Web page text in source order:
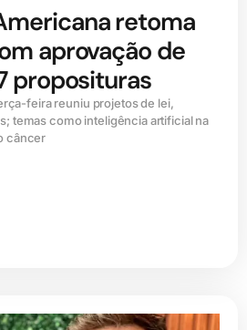
retoma
aprovação de
proposituras
feira reuniu projetos de lei,
temas como inteligência artificial na
câncer